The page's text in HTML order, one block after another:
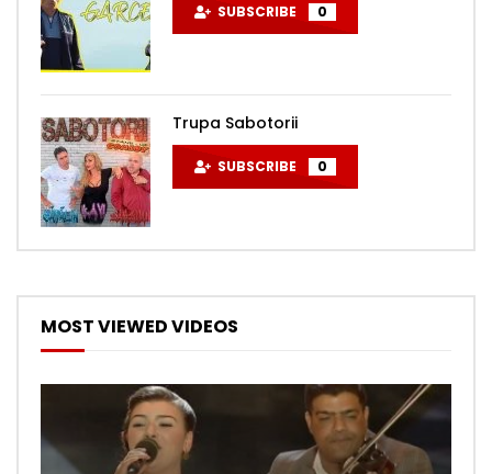
SUBSCRIBE 0
Trupa Sabotorii
SUBSCRIBE 0
MOST VIEWED VIDEOS